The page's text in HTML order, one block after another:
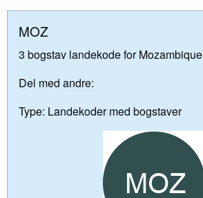
MOZ
3 bogstav landekode for Mozambique
Del med andre:
Type: Landekoder med bogstaver